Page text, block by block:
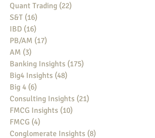
Quant Trading (22)
S&T (16)
IBD (16)
PB/AM (17)
AM (3)
Banking Insights (175)
Big4 Insights (48)
Big 4 (6)
Consulting Insights (21)
FMCG Insights (10)
FMCG (4)
Conglomerate Insights (8)